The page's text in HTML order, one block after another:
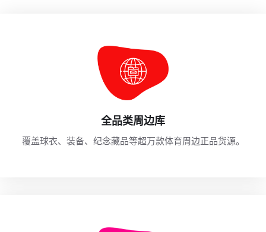
全品类周边库
覆盖球衣、装备、纪念藏品等超万款体育周边正品货源。